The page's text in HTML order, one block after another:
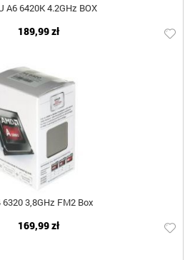
A6 6420K 4.2GHz BOX
189,99 zł
6320 3,8GHz FM2 Box
169,99 zł